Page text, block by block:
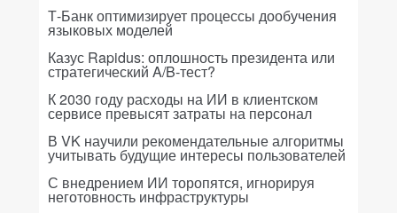
Т-Банк оптимизирует процессы дообучения
языковых моделей
Казус Rapidus: оплошность президента или
стратегический A/B-тест?
К 2030 году расходы на ИИ в клиентском
сервисе превысят затраты на персонал
В VK научили рекомендательные алгоритмы
учитывать будущие интересы пользователей
С внедрением ИИ торопятся, игнорируя
неготовность инфраструктуры